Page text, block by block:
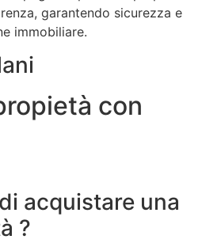
garantendo sicurezza e
immobiliare.
con
acquistare una
?